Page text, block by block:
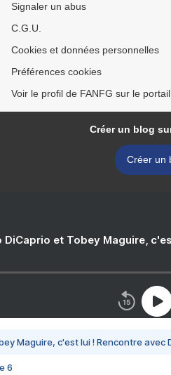
Signaler un abus
C.G.U.
Cookies et données personnelles
Préférences cookies
Voir le profil de FANFG sur le
Créer un blog
Créer un
DiCaprio et Tobey Maguire,
Maguire, c'est lui ! Rencontre avec
6